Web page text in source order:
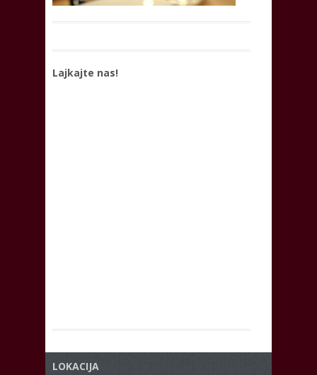
Lajkajte nas!
LOKACIJA